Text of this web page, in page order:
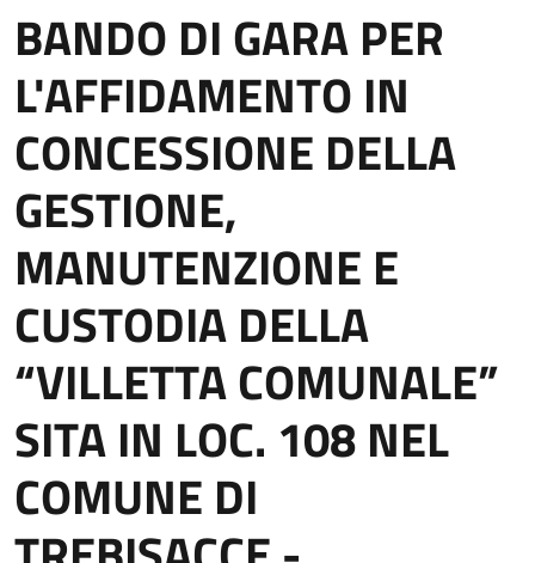
BANDO DI GARA PER
L'AFFIDAMENTO IN
CONCESSIONE DELLA
GESTIONE,
MANUTENZIONE E
CUSTODIA DELLA
“VILLETTA COMUNALE”
SITA IN LOC. 108 NEL
COMUNE DI